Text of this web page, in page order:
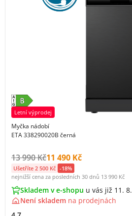
Letní výprodej
Myčka nádobí
ETA 338290020B černá
Původní cena s DPH:
13 990 KčCena s DPH:
11 490 Kč
Ušetříte 2 500 Kč -18%
nejnižší cena za posledních 30 dnů 13 990 Kč
Skladem v e-shopu u vás již 11. 8.
Není skladem na prodejnách